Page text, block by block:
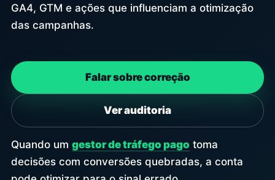
GA4, GTM e ações que influenciam a otimização
das campanhas.
Falar sobre correção
Ver auditoria
Quando um gestor de tráfego pago toma
decisões com conversões quebradas, a conta